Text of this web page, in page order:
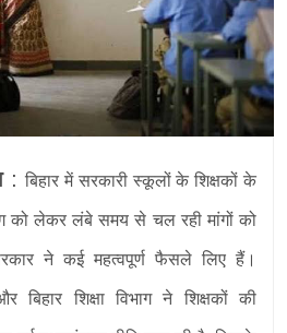
:बिहार में सरकारी स्कूलों के शिक्षकों के
को लेकर लंबे समय से चल रही मांगों को
ने कई महत्वपूर्ण फैसले लिए हैं।
बिहार शिक्षा विभाग ने शिक्षकों की